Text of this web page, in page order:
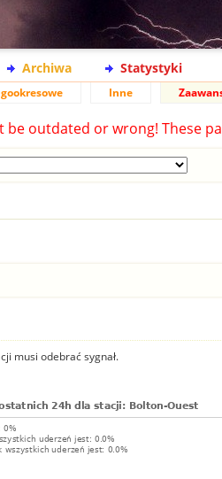
Archiwa Statystyki
Inne
outdated or wrong! These
musi odebrać sygnał.